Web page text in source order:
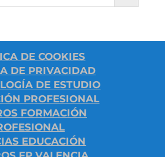
DE COOKIES
DE PRIVACIDAD
DE ESTUDIO
PROFESIONAL
FORMACIÓN
EDUCACIÓN